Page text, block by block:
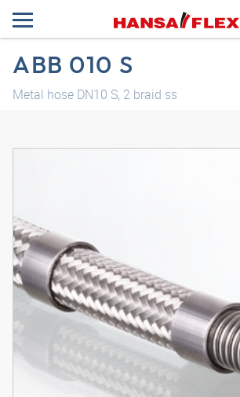
ABB 010 S
Metal hose DN10 S, 2 braid ss